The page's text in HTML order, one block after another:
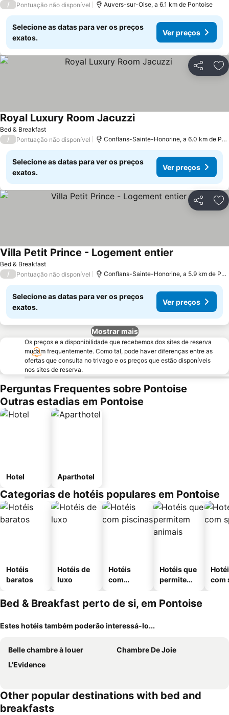
/ Pontuação não disponível Auvers-sur-Oise, a 6.1 km de Pontoise
Selecione as datas para ver os preços
exatos.
Ver preços
Partilhar
Bed & Breakfast
Royal Luxury Room Jacuzzi
/ Pontuação não disponível Conflans-Sainte-Honorine, a 6.0 km de Pontoise
Selecione as datas para ver os preços
exatos.
Ver preços
Partilhar
Bed & Breakfast
Villa Petit Prince - Logement entier
/ Pontuação não disponível Conflans-Sainte-Honorine, a 5.9 km de Pontoise
Selecione as datas para ver os preços
exatos.
Ver preços
Mostrar mais
Os preços e a disponibilidade que recebemos dos sites de reserva
mudam frequentemente. Como tal, pode haver diferenças entre as
ofertas que consulta no trivago e os preços que estão disponíveis
nos sites de reserva.
Perguntas Frequentes sobre Pontoise
Outras estadias em Pontoise
Hotel Aparthotel
Categorias de hotéis populares em Pontoise
Hotéis
baratos
Hotéis de
luxo
Hotéis
com
Hotéis que
permitem
com
Bed & Breakfast perto de si, em Pontoise
Estes hotéis também poderão interessá-lo...
Belle chambre à louer
Chambre De Joie
L’Evidence
Other popular destinations with bed and
breakfasts